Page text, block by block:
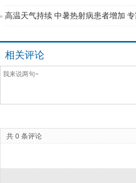
高温天气持续 中暑热射病患者增加
相关评论
共 0 条评论